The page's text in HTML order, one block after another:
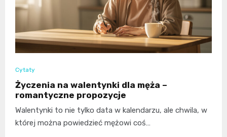
Cytaty
Życzenia na walentynki dla męża –
romantyczne propozycje
Walentynki to nie tylko data w kalendarzu, ale chwila, w
której można powiedzieć mężowi coś…